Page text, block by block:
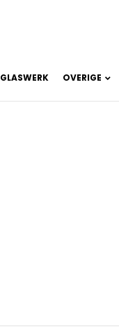
GLASWERK OVERIGE